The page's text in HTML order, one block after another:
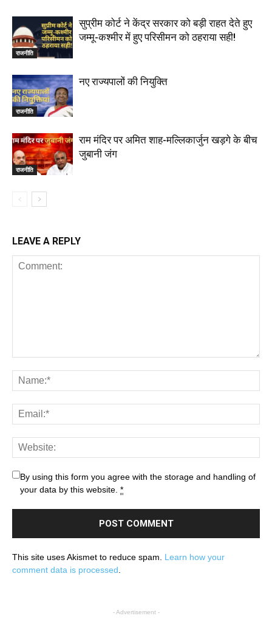
राजनीति
सुप्रीम कोर्ट ने केंद्र सरकार को बड़ी राहत देते हुए
जम्मू-कश्मीर में हुए परिसीमन को ठहराया सही!
राजनीति
नए राज्यपालों की नियुक्ति
राजनीति
राम मंदिर पर अमित शाह-मल्लिकार्जुन खड़गे के बीच
जुबानी जंग
LEAVE A REPLY
By using this form you agree with the storage and handling of
your data by this website. *
This site uses Akismet to reduce spam. Learn how your
comment data is processed
- Advertisement -